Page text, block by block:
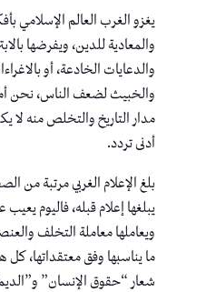
يغزو الغرب العالم الإسلامي
والمعادية للدين، ويفرضها
والدعايات الخادعة، أو
والخبيث لضعف الناس، نحن
مدار التاريخ والتخلص منه لا
أدنى تردد.
بلغ الإعلام الغربي مرتبة من
يبلغها إعلام قبله، فاليوم
ويعاملها معاملة التخلف
ما يناسبها وفق معتقداتها،
شعار “حقوق الإنسان”